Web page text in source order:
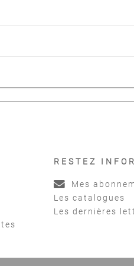
RESTEZ
Mes
Les catalogues
Les dernières